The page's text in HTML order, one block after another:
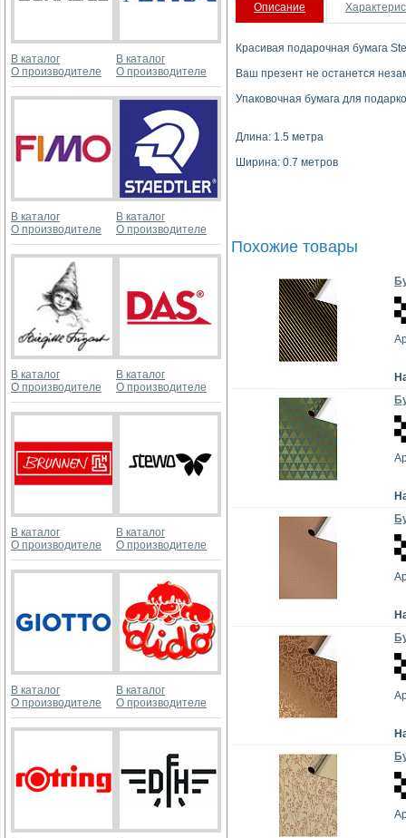
В каталог
О производителе
В каталог
О производителе
В каталог
О производителе
В каталог
О производителе
В каталог
О производителе
В каталог
О производителе
В каталог
О производителе
В каталог
О производителе
В каталог
О производителе
В каталог
О производителе
Описание
Красивая подарочная бумага
Ваш презент не останется
Упаковочная бумага для
Длина: 1.5 метра
Ширина: 0.7 метров
Похожие товары